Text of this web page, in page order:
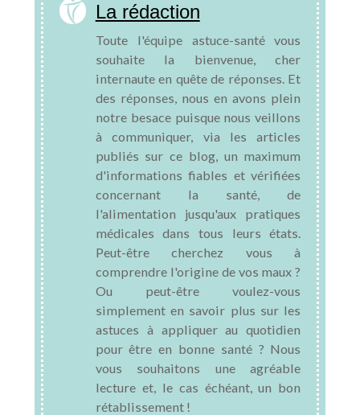
La rédaction
Toute l'équipe astuce-santé vous
souhaite la bienvenue, cher
internaute en quête de réponses. Et
des réponses, nous en avons plein
notre besace puisque nous veillons
à communiquer, via les articles
publiés sur ce blog, un maximum
d'informations fiables et vérifiées
concernant la santé, de
l'alimentation jusqu'aux pratiques
médicales dans tous leurs états.
Peut-être cherchez vous à
comprendre l'origine de vos maux ?
Ou peut-être voulez-vous
simplement en savoir plus sur les
astuces à appliquer au quotidien
pour être en bonne santé ? Nous
vous souhaitons une agréable
lecture et, le cas échéant, un bon
rétablissement !